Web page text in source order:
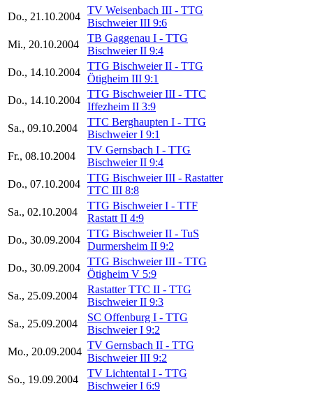
Do., 21.10.2004
TV Weisenbach III - TTG
Bischweier III 9:6
Mi., 20.10.2004
TB Gaggenau I - TTG
Bischweier II 9:4
Do., 14.10.2004
TTG Bischweier II - TTG
Ötigheim III 9:1
Do., 14.10.2004
TTG Bischweier III - TTC
Iffezheim II 3:9
Sa., 09.10.2004
TTC Berghaupten I - TTG
Bischweier I 9:1
Fr., 08.10.2004
TV Gernsbach I - TTG
Bischweier II 9:4
Do., 07.10.2004
TTG Bischweier III - Rastatter
TTC III 8:8
Sa., 02.10.2004
TTG Bischweier I - TTF
Rastatt II 4:9
Do., 30.09.2004
TTG Bischweier II - TuS
Durmersheim II 9:2
Do., 30.09.2004
TTG Bischweier III - TTG
Ötigheim V 5:9
Sa., 25.09.2004
Rastatter TTC II - TTG
Bischweier II 9:3
Sa., 25.09.2004
SC Offenburg I - TTG
Bischweier I 9:2
Mo., 20.09.2004
TV Gernsbach II - TTG
Bischweier III 9:2
So., 19.09.2004
TV Lichtental I - TTG
Bischweier I 6:9